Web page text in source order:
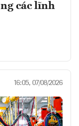
các lĩnh
16:05, 07/08/2026